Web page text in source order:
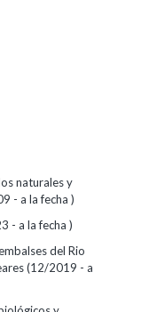
naturales y
- a la fecha )
- a la fecha )
del Rio
(12/2019 - a